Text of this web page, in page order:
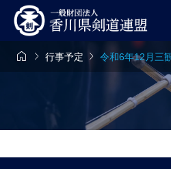
  行事予定  令和6年12月三